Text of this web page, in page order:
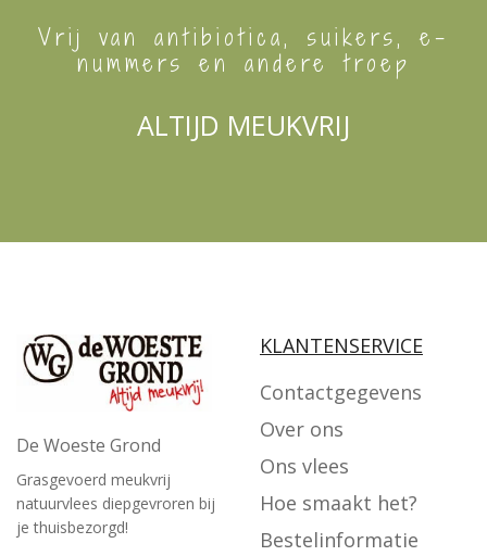
Vrij van antibiotica, suikers, e-
nummers en andere troep
ALTIJD MEUKVRIJ
De Woeste Grond
Grasgevoerd meukvrij
natuurvlees diepgevroren bij
je thuisbezorgd!
KLANTENSERVICE
Contactgegevens
Over ons
Ons vlees
Hoe smaakt het?
Bestelinformatie